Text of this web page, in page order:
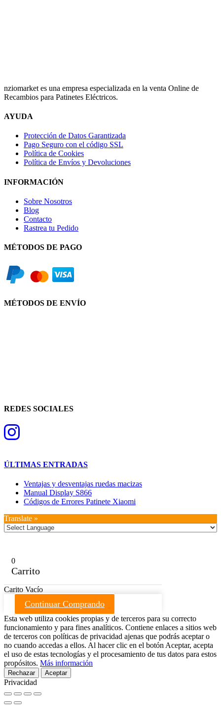
nziomarket es una empresa especializada en la venta Online de
Recambios para Patinetes Eléctricos.
AYUDA
Protección de Datos Garantizada
Pago Seguro con el código SSL
Política de Cookies
Política de Envíos y Devoluciones
INFORMACIÓN
Sobre Nosotros
Blog
Contacto
Rastrea tu Pedido
MÉTODOS DE PAGO
MÉTODOS DE ENVÍO
REDES SOCIALES
ÚLTIMAS ENTRADAS
Ventajas y desventajas ruedas macizas
Manual Display S866
Códigos de Errores Patinete Xiaomi
Translate »
0
Carrito
Carito Vacío
Continuar Comprando
Esta web utiliza cookies propias y de terceros para su correcto
funcionamiento y para fines analíticos. Contiene enlaces a sitios web
de terceros con políticas de privacidad ajenas que podrás aceptar o
no cuando accedas a ellos. Al hacer clic en el botón Aceptar, acepta
el uso de estas tecnologías y el procesamiento de tus datos para estos
propósitos. Más información
Rechazar Aceptar
Privacidad